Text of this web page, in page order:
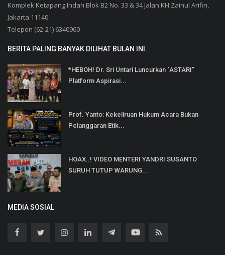
Komplek Ketapang Indah Blok B2 No. 33 & 34 Jalan KH Zainul Arifin,
Jakarta 11140
Telepon (62-21) 6340960
BERITA PALING BANYAK DILIHAT BULAN INI
*HEBOH! Dr. Sri Untari Luncurkan "ASTARI"
Platform Aspirasi...
Prof. Yanto: Kekeliruan Hukum Acara Bukan
Pelanggaran Etik...
HOAX..! VIDEO MENTERI YANDRI SUSANTO
SURUH TUTUP WARUNG...
MEDIA SOSIAL